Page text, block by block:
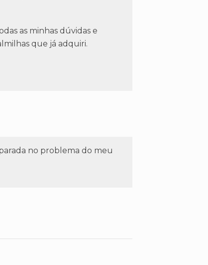
as minhas dúvidas e
que já adquiri.
no problema do meu